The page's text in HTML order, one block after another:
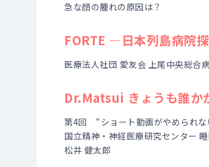
急な顔の腫れの原因は？
FORTE ―日本列島病院
医療法人社団 愛友会 上尾中央総合
Dr.Matsui きょうも誰か
第4回 “ショート動画がやめられな
国立精神・神経医療研究センター
松井 健太郎